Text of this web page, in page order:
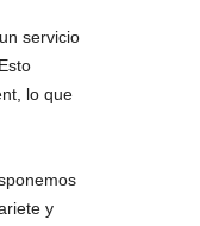
servicio
lo que
y